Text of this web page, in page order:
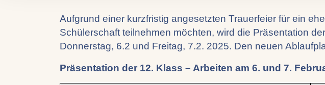
Aufgrund einer kurzfristig angesetzten Trauerfeier für ein
Schülerschaft teilnehmen möchten, wird die Präsentation
Donnerstag, 6.2 und Freitag, 7.2. 2025. Den neuen
Präsentation der 12. Klass – Arbeiten am 6. und 7.